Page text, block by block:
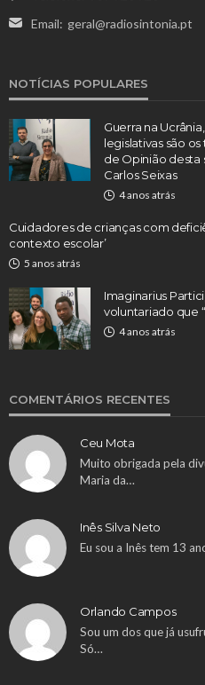
Email: geral@radiosintonia.pt
NOTÍCIAS POPULARES
Guerra na
legislativas são
de Opinião desta
Carlos Seixas
4 anos atrás
Cuidadores de crianças com
contexto escolar’
5 anos atrás
Imaginarius
voluntariado que
4 anos atrás
COMENTÁRIOS RECENTES
Ceu Mota
Muito obrigada pela
Maria da…
Inês Silva Neto
Eu sou a Inês tem 13
Orlando Campos
Sou um dos que já
Só…